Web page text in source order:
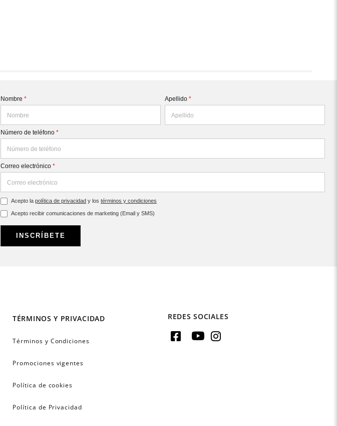
Nombre * Apellido *
Número de teléfono *
Correo electrónico *
Acepto la política de privacidad y los términos y condiciones
Acepto recibir comunicaciones de marketing (Email y SMS)
INSCRÍBETE
TÉRMINOS Y PRIVACIDAD
Términos y Condiciones
Promociones vigentes
Política de cookies
Política de Privacidad
REDES SOCIALES